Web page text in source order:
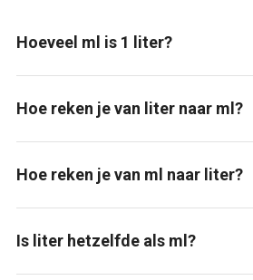
Hoeveel ml is 1 liter?
Hoe reken je van liter naar ml?
Hoe reken je van ml naar liter?
Is liter hetzelfde als ml?